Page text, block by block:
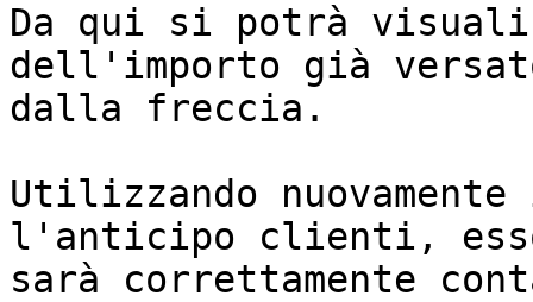
Da qui si potrà
dell'importo già
dalla freccia.
Utilizzando
l'anticipo clienti,
sarà correttamente